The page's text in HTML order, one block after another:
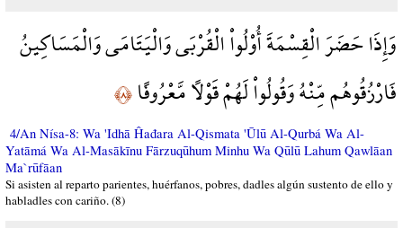
وَإِذَا حَضَرَ الْقِسْمَةَ أُوْلُواْ الْقُرْبَى وَالْيَتَامَى وَالْمَسَاكِينُ
فَارْزُقُوهُم مِّنْهُ وَقُولُواْ لَهُمْ قَوْلاً مَّعْرُوفًا﴿٨﴾
4/An Nísa-8: Wa 'Idhā Ĥađara Al-Qismata 'Ūlū Al-Qurbá Wa Al-
Yatāmá Wa Al-Masākīnu Fārzuqūhum Minhu Wa Qūlū Lahum Qawlāan
Ma`rūfāan
Si asisten al reparto parientes, huérfanos, pobres, dadles algún sustento de ello y
habladles con cariño. (8)